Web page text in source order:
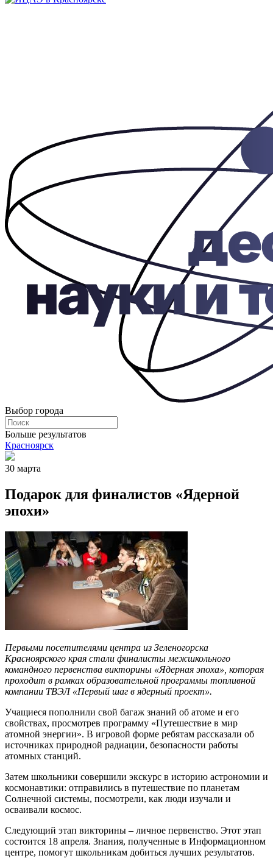
Выбор города
Больше результатов
Красноярск
30 марта
Подарок для финалистов «Ядерной
эпохи»
Первыми посетителями центра из Зеленогорска
Красноярского края стали финалисты межшкольного
командного первенства викторины «Ядерная эпоха», которая
проходит в рамках образовательной программы топливной
компании ТВЭЛ «Первый шаг в ядерный проект».
Учащиеся пополнили свой багаж знаний об атоме и его
свойствах, просмотрев программу «Путешествие в мир
атомной энергии». В игровой форме ребятам рассказали об
источниках природной радиации, безопасности работы
атомных станций.
Затем школьники совершили экскурс в историю астрономии и
космонавтики: отправились в путешествие по планетам
Солнечной системы, посмотрели, как люди изучали и
осваивали космос.
Следующий этап викторины – личное первенство. Этот этап
состоится 18 апреля. Знания, полученные в Информационном
центре, помогут школьникам добиться лучших результатов.